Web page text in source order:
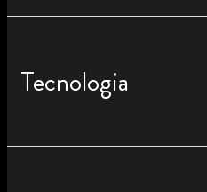
Tecnologia